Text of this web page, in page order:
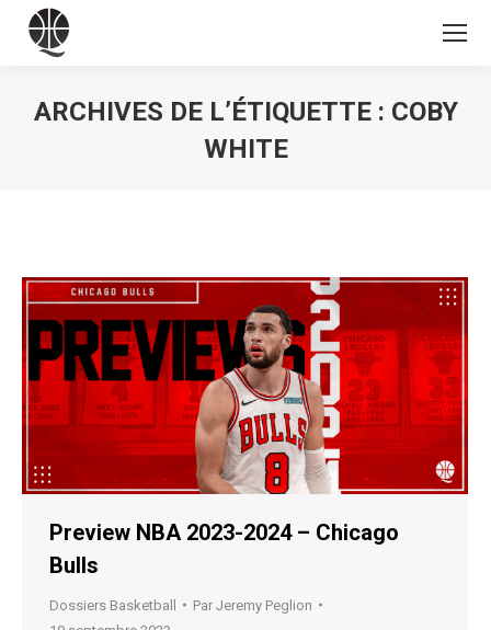
ARCHIVES DE L’ÉTIQUETTE : COBY
WHITE
Preview NBA 2023-2024 – Chicago
Bulls
Dossiers Basketball Par Jeremy Peglion